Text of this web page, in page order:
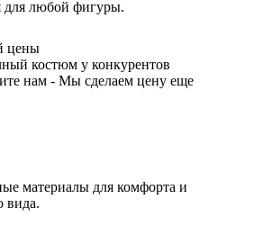
для любой фигуры.
цены
костюм у конкурентов
нам - Мы сделаем цену еще
материалы для комфорта и
вида.